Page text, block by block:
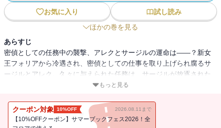
お気に入り
試し読み
ほかの巻を見る
あらすじ
密偵としての任務中の襲撃、アレクとサージルの運命は――？新女
王フォリアから冷遇され、密偵としての仕事を取り上げられ腐るサ
ージルとアレク。久々に与えられた任務は、サージルが放逐された
故郷ボークゼアサに滞在する、クライア王女を迎えに行くことだっ
ーリンネンに出発した。ゲドレのキアナリに護衛を付けてもらい、
故郷に向かう途上、二人は森に潜む射手たちに襲われたのだった。
もっと見る
クーポン対象 10%OFF 2026.08.11まで
【10%OFFクーポン】サマーブックフェス2026！全